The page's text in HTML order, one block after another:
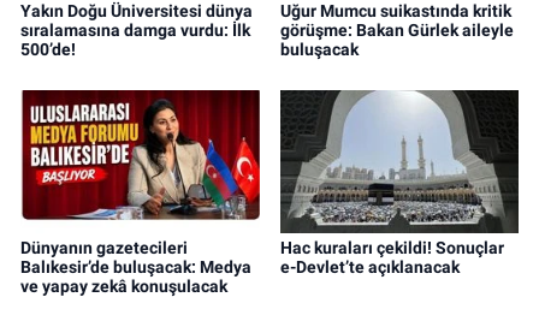
Yakın Doğu Üniversitesi dünya
sıralamasına damga vurdu: İlk
500’de!
Uğur Mumcu suikastında kritik
görüşme: Bakan Gürlek aileyle
buluşacak
Dünyanın gazetecileri
Balıkesir’de buluşacak: Medya
ve yapay zekâ konuşulacak
Hac kuraları çekildi! Sonuçlar
e-Devlet’te açıklanacak